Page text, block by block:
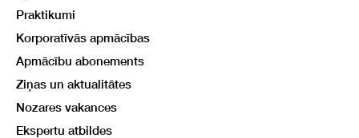
Praktikumi
Korporatīvās apmācības
Apmācību abonements
Ziņas un aktualitātes
Nozares vakances
Ekspertu atbildes